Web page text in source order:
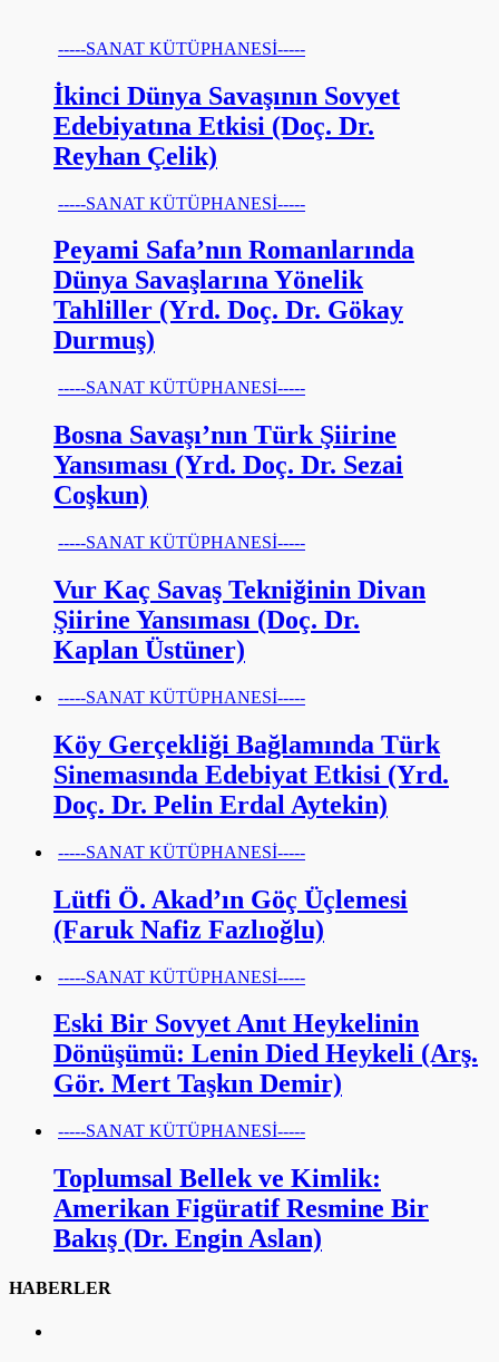
-----SANAT KÜTÜPHANESİ-----
İkinci Dünya Savaşının Sovyet
Edebiyatına Etkisi (Doç. Dr.
Reyhan Çelik)
-----SANAT KÜTÜPHANESİ-----
Peyami Safa’nın Romanlarında
Dünya Savaşlarına Yönelik
Tahliller (Yrd. Doç. Dr. Gökay
Durmuş)
-----SANAT KÜTÜPHANESİ-----
Bosna Savaşı’nın Türk Şiirine
Yansıması (Yrd. Doç. Dr. Sezai
Coşkun)
-----SANAT KÜTÜPHANESİ-----
Vur Kaç Savaş Tekniğinin Divan
Şiirine Yansıması (Doç. Dr.
Kaplan Üstüner)
-----SANAT KÜTÜPHANESİ-----
Köy Gerçekliği Bağlamında Türk
Sinemasında Edebiyat Etkisi (Yrd.
Doç. Dr. Pelin Erdal Aytekin)
-----SANAT KÜTÜPHANESİ-----
Lütfi Ö. Akad’ın Göç Üçlemesi
(Faruk Nafiz Fazlıoğlu)
-----SANAT KÜTÜPHANESİ-----
Eski Bir Sovyet Anıt Heykelinin
Dönüşümü: Lenin Died Heykeli (Arş.
Gör. Mert Taşkın Demir)
-----SANAT KÜTÜPHANESİ-----
Toplumsal Bellek ve Kimlik:
Amerikan Figüratif Resmine Bir
Bakış (Dr. Engin Aslan)
HABERLER